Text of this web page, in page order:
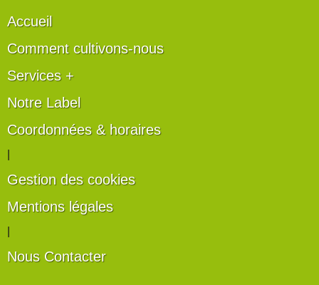
Accueil
Comment cultivons-nous
Services +
Notre Label
Coordonnées & horaires
Gestion des cookies
Mentions légales
Nous Contacter